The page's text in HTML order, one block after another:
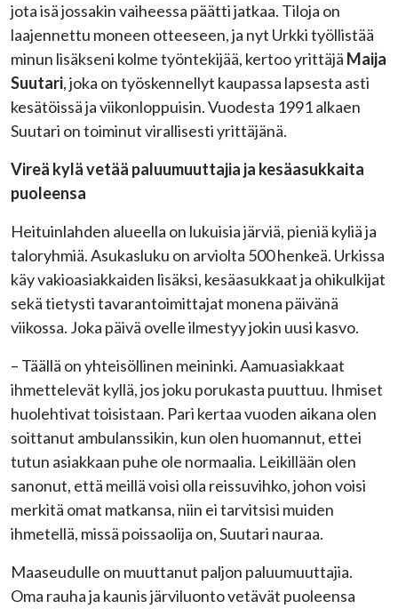
jota isä jossakin vaiheessa päätti jatkaa. Tiloja on
laajennettu moneen otteeseen, ja nyt Urkki työllistää
minun lisäkseni kolme työntekijää, kertoo yrittäjä Maija
Suutari, joka on työskennellyt kaupassa lapsesta asti
kesätöissä ja viikonloppuisin. Vuodesta 1991 alkaen
Suutari on toiminut virallisesti yrittäjänä.
Vireä kylä vetää paluumuuttajia ja kesäasukkaita
puoleensa
Heituinlahden alueella on lukuisia järviä, pieniä kyliä ja
taloryhmiä. Asukasluku on arviolta 500 henkeä. Urkissa
käy vakioasiakkaiden lisäksi, kesäasukkaat ja ohikulkijat
sekä tietysti tavarantoimittajat monena päivänä
viikossa. Joka päivä ovelle ilmestyy jokin uusi kasvo.
– Täällä on yhteisöllinen meininki. Aamuasiakkaat
ihmettelevät kyllä, jos joku porukasta puuttuu. Ihmiset
huolehtivat toisistaan. Pari kertaa vuoden aikana olen
soittanut ambulanssikin, kun olen huomannut, ettei
tutun asiakkaan puhe ole normaalia. Leikillään olen
sanonut, että meillä voisi olla reissuvihko, johon voisi
merkitä omat matkansa, niin ei tarvitsisi muiden
ihmetellä, missä poissaolija on, Suutari nauraa.
Maaseudulle on muuttanut paljon paluumuuttajia.
Oma rauha ja kaunis järviluonto vetävät puoleensa